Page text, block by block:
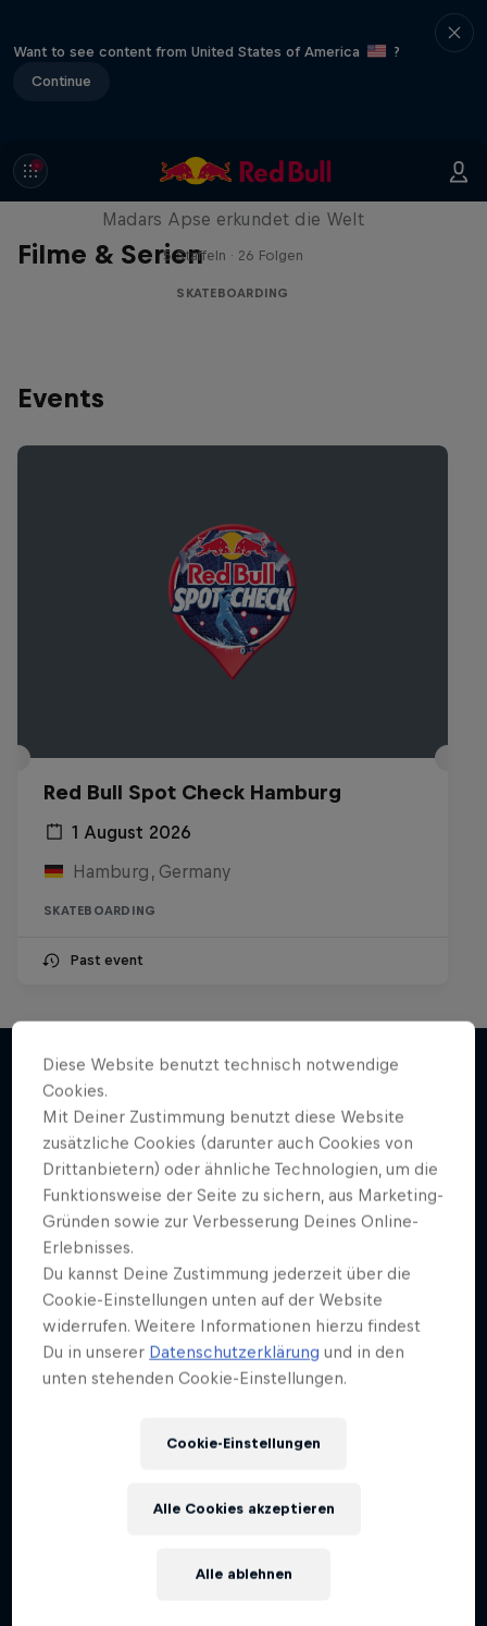
Want to see content from United States of America
?
Continue
Filme & Serien
Skate Tales
Madars Apse erkundet die Welt
5 Staffeln · 26 Folgen
SKATEBOARDING
Events
Red Bull Spot Check Hamburg
1 August 2026
Hamburg, Germany
SKATEBOARDING
Past event
Weiter geht´s hier
Diese Website benutzt technisch notwendige
Cookies.
Mit Deiner Zustimmung benutzt diese Website
zusätzliche Cookies (darunter auch Cookies von
Drittanbietern) oder ähnliche Technologien, um die
Funktionsweise der Seite zu sichern, aus Marketing-
Gründen sowie zur Verbesserung Deines Online-
Erlebnisses.
Du kannst Deine Zustimmung jederzeit über die
Cookie-Einstellungen unten auf der Website
widerrufen. Weitere Informationen hierzu findest
Du in unserer Datenschutzerklärung und in den
unten stehenden Cookie-Einstellungen.
Cookie-Einstellungen
Alle ablehnen
Alle Cookies akzeptieren